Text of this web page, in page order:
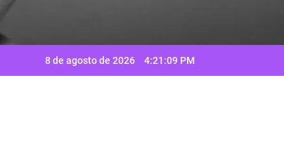
8 de agosto de 2026 4:21:10 PM